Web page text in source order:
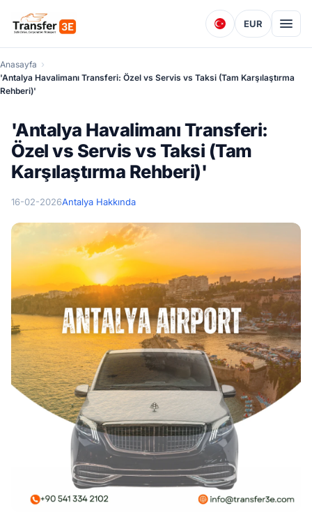
EUR
Anasayfa
'Antalya Havalimanı Transferi: Özel vs Servis vs Taksi (Tam Karşılaştırma
Rehberi)'
'Antalya Havalimanı Transferi:
Özel vs Servis vs Taksi (Tam
Karşılaştırma Rehberi)'
16-02-2026Antalya Hakkında